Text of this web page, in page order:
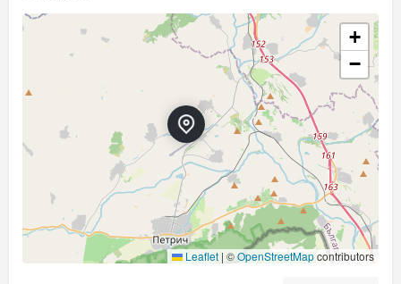
+
−
Leaflet | ©OpenStreetMapcontributors